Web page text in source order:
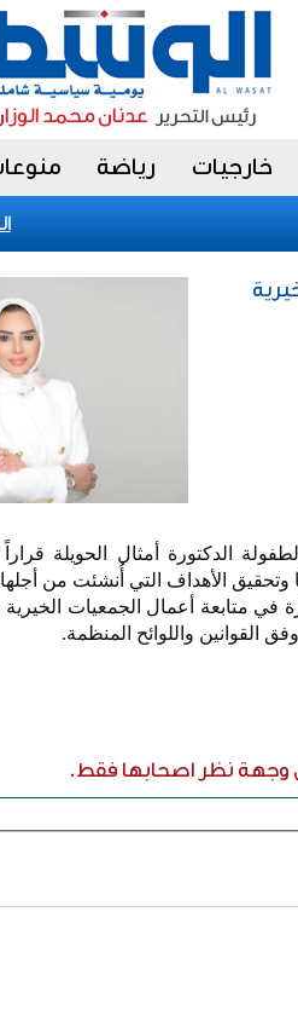
خارجيات رياضة
الدكتورة أمثال الحويلة
الأهداف التي أُنشئت من
متابعة أعمال الجمعيات الخيرية
القوانين واللوائح المنظمة.
وجهة نظر اصحابها فقط.